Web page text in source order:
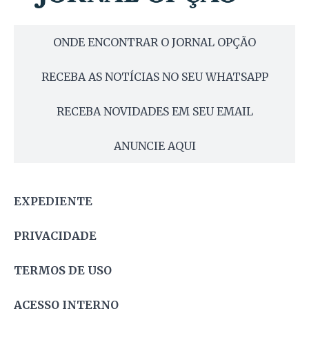
ONDE ENCONTRAR O JORNAL OPÇÃO
RECEBA AS NOTÍCIAS NO SEU WHATSAPP
RECEBA NOVIDADES EM SEU EMAIL
ANUNCIE AQUI
EXPEDIENTE
PRIVACIDADE
TERMOS DE USO
ACESSO INTERNO